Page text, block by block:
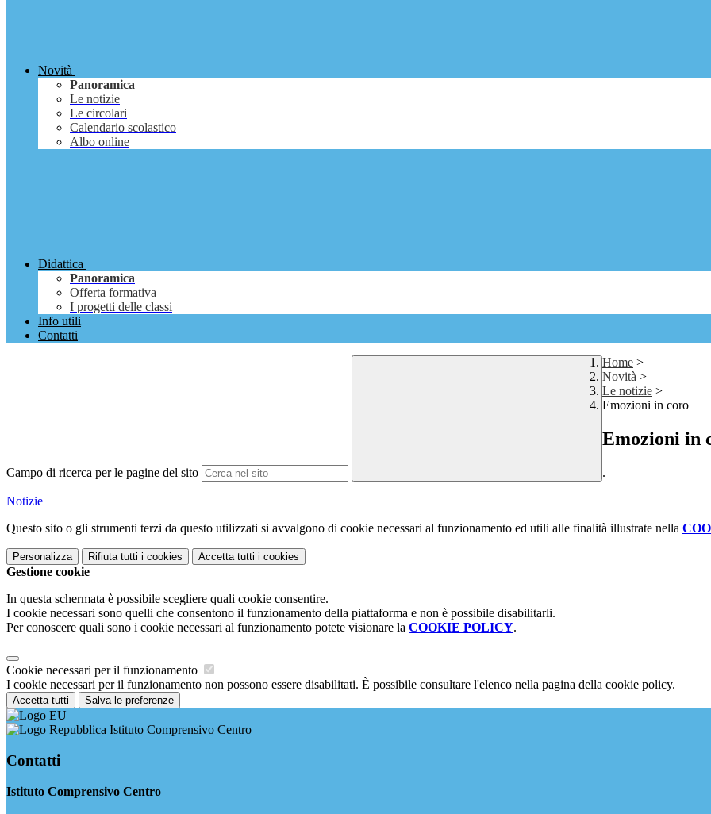
Novità
Panoramica
Le notizie
Le circolari
Calendario scolastico
Albo online
Didattica
Panoramica
Offerta formativa
I progetti delle classi
Info utili
Contatti
Campo di ricerca per le pagine del sito
Home >
Novità >
Le notizie >
Emozioni in coro
Emozioni in
.
Notizie
Questo sito o gli strumenti terzi da questo utilizzati si avvalgono di cookie necessari al funzionamento ed utili alle finalità illustrate nella
Personalizza Rifiuta tutti i cookies Accetta tutti i cookies
Gestione cookie
In questa schermata è possibile scegliere quali cookie consentire.
I cookie necessari sono quelli che consentono il funzionamento della piattaforma e non è possibile disabilitarli.
Per conoscere quali sono i cookie necessari al funzionamento potete visionare la COOKIE POLICY.
Cookie necessari per il funzionamento
I cookie necessari per il funzionamento non possono essere disabilitati. È possibile consultare l'elenco nella pagina della cookie policy.
Accetta tutti Salva le preferenze
Istituto Comprensivo Centro
Contatti
Istituto Comprensivo Centro